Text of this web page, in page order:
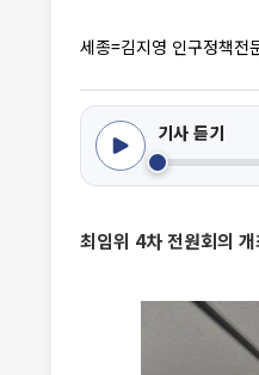
세종=김지영 인구정책전
기사 듣기
최임위 4차 전원회의